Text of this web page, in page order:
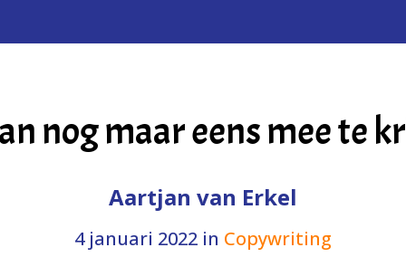
nog maar eens mee te
Aartjan van Erkel
4 januari 2022 in Copywriting